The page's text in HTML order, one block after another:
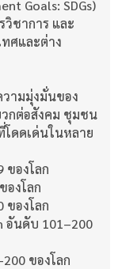
Goals: SDGs)
วิชาการ และ
ศและต่าง
ามมุ่งมั่นของ
วกต่อสังคม ชุมชน
โดดเด่นในหลาย
ของโลก
องโลก
ของโลก
อันดับ 101–200
ของโลก